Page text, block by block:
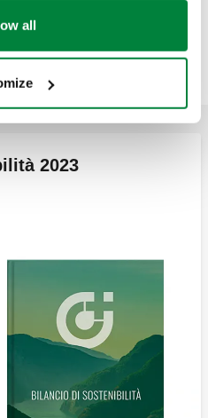
all
ridisegnano il comfort e
l’efficienza energetica.
2023